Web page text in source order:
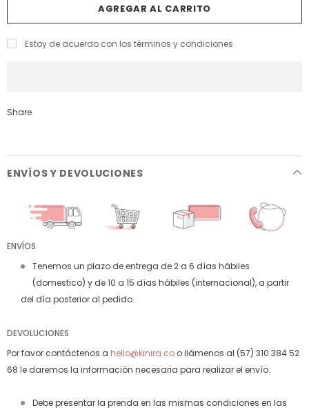
Estoy de acuerdo con los términos y condiciones
Share
ENVÍOS Y DEVOLUCIONES
ENVÍOS
Tenemos un plazo de entrega de 2 a 6 días hábiles
(domestico) y de 10 a 15 días hábiles (internacional), a partir
del día posterior al pedido.
DEVOLUCIONES
Por favor contáctenos a hello@kinira.co o llámenos al (57) 310 384 52
68 le daremos la información necesaria para realizar el envío.
Debe presentar la prenda en las mismas condiciones en las